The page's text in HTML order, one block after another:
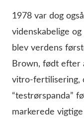
1978 var dog
videnskabelige
blev verdens
Brown, født efter
vitro-fertilisering,
“testrørspanda”
markerede